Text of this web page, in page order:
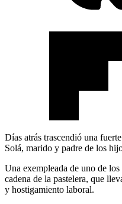
Días atrás trascendió una
Solá, marido y padre de los
Una exempleada de uno de
cadena de la pastelera, que
y hostigamiento laboral.